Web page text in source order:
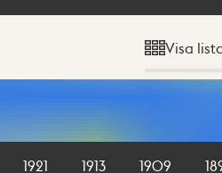
Visa
1921 1913 1909